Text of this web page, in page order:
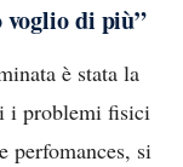
voglio di più”
è stata la
i problemi fisici
perfomances, si